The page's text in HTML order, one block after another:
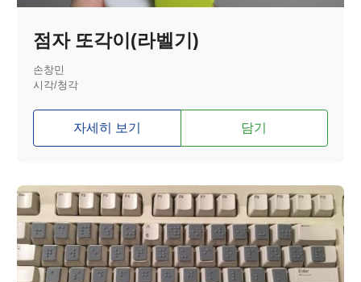
점자 또각이(라벨기)
손창민
시각/청각
자세히 보기 담기